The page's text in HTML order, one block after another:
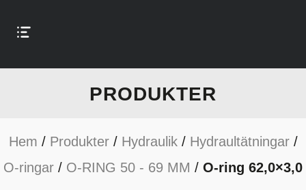
PRODUKTER
Hem / Produkter/ Hydraulik/ Hydraultätningar/
O-ringar / O-RING 50 - 69 MM / O-ring 62,0×3,0